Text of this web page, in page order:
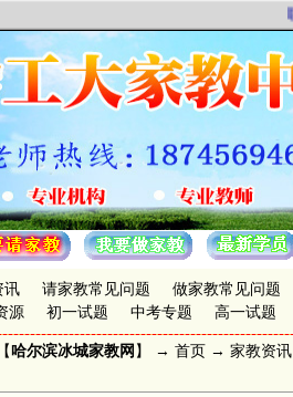
讯 请家教常见问题
做家教常见问题
源 初一试题 中考专题 高一试题
哈尔滨冰城家教网 】 → 首页 → 家教资讯